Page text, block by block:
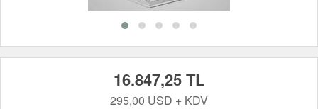
16.847,25 TL
295,00 USD + KDV